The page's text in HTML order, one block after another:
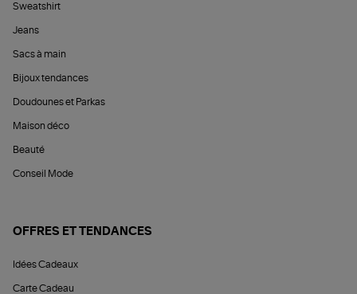
Sweatshirt
Jeans
Sacs à main
Bijoux tendances
Doudounes et Parkas
Maison déco
Beauté
Conseil Mode
OFFRES ET TENDANCES
Idées Cadeaux
Carte Cadeau